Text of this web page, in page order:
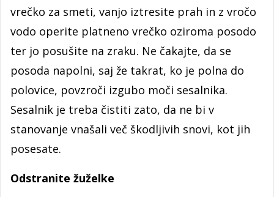
vrečko za smeti, vanjo iztresite prah in z vročo
vodo operite platneno vrečko oziroma posodo
ter jo posušite na zraku. Ne čakajte, da se
posoda napolni, saj že takrat, ko je polna do
polovice, povzroči izgubo moči sesalnika.
Sesalnik je treba čistiti zato, da ne bi v
stanovanje vnašali več škodljivih snovi, kot jih
posesate.
Odstranite žuželke